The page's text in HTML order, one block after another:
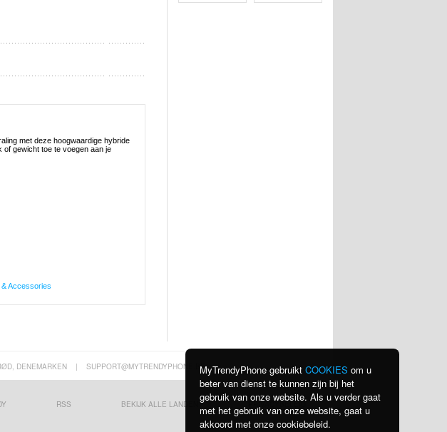
met deze hoogwaardige hybride
of gewicht toe te voegen aan je
Accessories
DENEMARKEN | SUPPORT@MYTRENDYPHONE.BE
RSS BEKIJK ALLE LANDEN
MyTrendyPhone gebruikt COOKIES om u
beter van dienst te kunnen zijn bij het
gebruik van onze website. Als u verder gaat
met het gebruik van onze website, gaat u
akkoord met onze cookiebeleid.